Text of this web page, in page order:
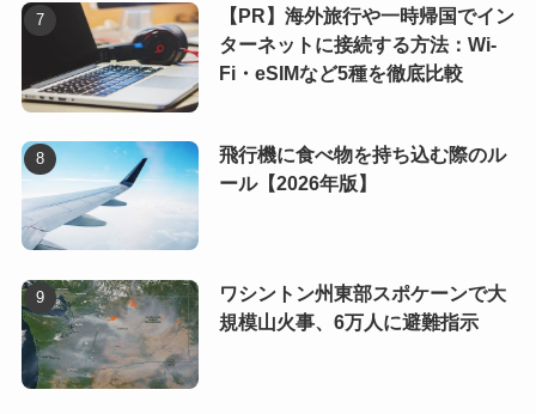
【PR】海外旅行や一時帰国でイン
ターネットに接続する方法：Wi-
Fi・eSIMなど5種を徹底比較
飛行機に食べ物を持ち込む際のル
ール【2026年版】
ワシントン州東部スポケーンで大
規模山火事、6万人に避難指示